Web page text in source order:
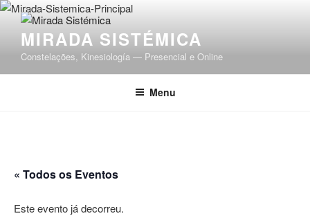
Saltar
conteúdo
MIRADA SISTÉMICA
Constelações, Kinesiología — Presencial e Online
Menu
« Todos os Eventos
Este evento já decorreu.